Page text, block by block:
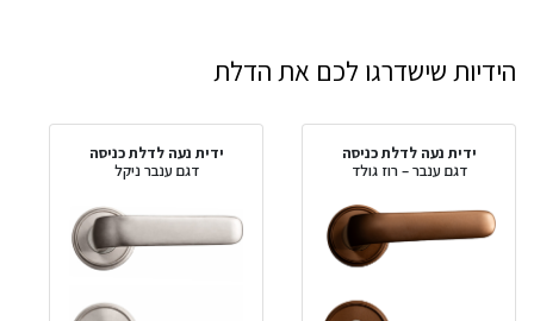
הידיות שישדרגו לכם את הדלת
ידית נעה לדלת כניסה
דגם ענבר – רוז גולד
ידית נעה לדלת כניסה
דגם ענבר ניקל